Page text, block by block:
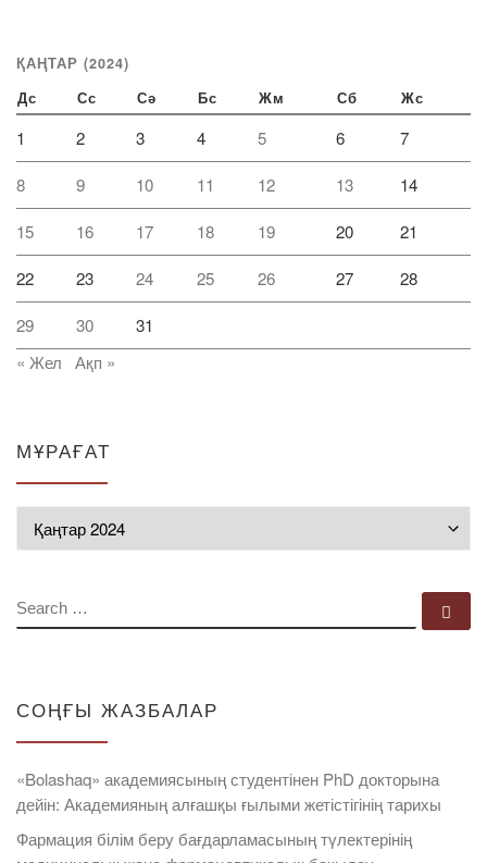
ҚАҢТАР (2024)
Дс Сс Сә Бс Жм Сб Жс
1 2 3 4 5 6 7
8 9 10 11 12 13 14
15 16 17 18 19 20 21
22 23 24 25 26 27 28
29 30
31
« Жел
Ақп »
МҰРАҒАТ
SEARCH
СОҢҒЫ ЖАЗБАЛАР
«Bolashaq» академиясының студентінен PhD докторына
дейін: Академияның алғашқы ғылыми жетістігінің тарихы
Фармация білім беру бағдарламасының түлектерінің